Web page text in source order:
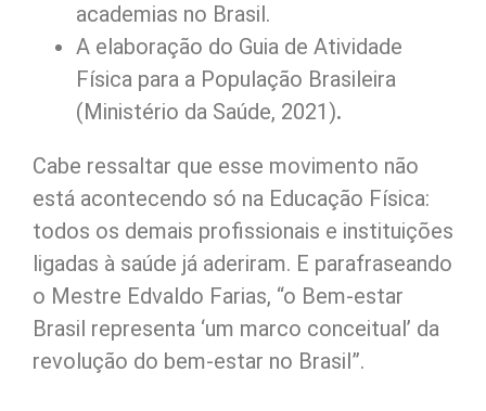
academias no Brasil.
A elaboração do Guia de Atividade
Física para a População Brasileira
(Ministério da Saúde, 2021).
Cabe ressaltar que esse movimento não
está acontecendo só na Educação Física:
todos os demais profissionais e instituições
ligadas à saúde já aderiram. E parafraseando
o Mestre Edvaldo Farias, “o Bem-estar
Brasil representa ‘um marco conceitual’ da
revolução do bem-estar no Brasil”.